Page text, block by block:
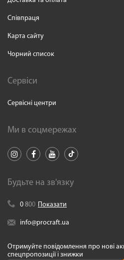
Співпраця
Карта сайту
Чорний список
Сервіси
Сервісні центри
Ми в соцмережах
Будьте на зв'язку
0 800 Показати
info@procraft.ua
Отримуйте повідомлення про нові
спецпропозиції і знижки